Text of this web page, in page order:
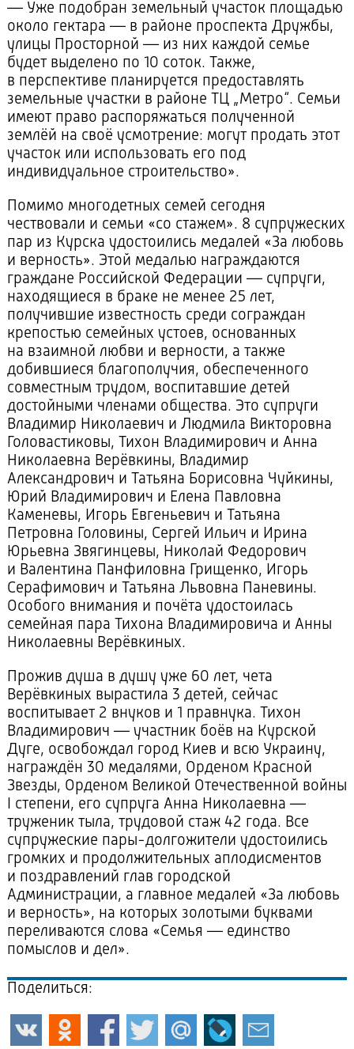
— Уже подобран земельный участок площадью
около гектара — в районе проспекта Дружбы,
улицы Просторной — из них каждой семье
будет выделено по 10 соток. Также,
в перспективе планируется предоставлять
земельные участки в районе ТЦ „Метро“. Семьи
имеют право распоряжаться полученной
землёй на своё усмотрение: могут продать этот
участок или использовать его под
индивидуальное строительство».
Помимо многодетных семей сегодня
чествовали и семьи «со стажем». 8 супружеских
пар из Курска удостоились медалей «За любовь
и верность». Этой медалью награждаются
граждане Российской Федерации — супруги,
находящиеся в браке не менее 25 лет,
получившие известность среди сограждан
крепостью семейных устоев, основанных
на взаимной любви и верности, а также
добившиеся благополучия, обеспеченного
совместным трудом, воспитавшие детей
достойными членами общества. Это супруги
Владимир Николаевич и Людмила Викторовна
Головастиковы, Тихон Владимирович и Анна
Николаевна Верёвкины, Владимир
Александрович и Татьяна Борисовна Чуйкины,
Юрий Владимирович и Елена Павловна
Каменевы, Игорь Евгеньевич и Татьяна
Петровна Головины, Сергей Ильич и Ирина
Юрьевна Звягинцевы, Николай Федорович
и Валентина Панфиловна Грищенко, Игорь
Серафимович и Татьяна Львовна Паневины.
Особого внимания и почёта удостоилась
семейная пара Тихона Владимировича и Анны
Николаевны Верёвкиных.
Прожив душа в душу уже 60 лет, чета
Верёвкиных вырастила 3 детей, сейчас
воспитывает 2 внуков и 1 правнука. Тихон
Владимирович — участник боёв на Курской
Дуге, освобождал город Киев и всю Украину,
награждён 30 медалями, Орденом Красной
Звезды, Орденом Великой Отечественной войны
I степени, его супруга Анна Николаевна —
труженик тыла, трудовой стаж 42 года. Все
супружеские пары-долгожители удостоились
громких и продолжительных аплодисментов
и поздравлений глав городской
Администрации, а главное медалей «За любовь
и верность», на которых золотыми буквами
переливаются слова «Семья — единство
помыслов и дел».
Поделиться: